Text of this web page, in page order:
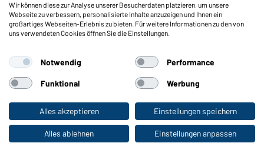
Zum Privatkunden-Shop
Funktionen & Pflege
Produkteigenschaften
Pflegehinweise
Farben
WORKWEAR COLLECTION
Die ideale Wahl für Professionals: Kollektionen
entdecken!
Wir können diese zur Analyse unserer Besucherdaten platzieren, um unsere
Webseite zu verbessern, personalisierte Inhalte anzuzeigen und Ihnen ein
großartiges Webseiten-Erlebnis zu bieten. Für weitere Informationen zu den von
uns verwendeten Cookies öffnen Sie die Einstellungen.
Notwendig Performance
Funktional Werbung
Alles akzeptieren Einstellungen speichern
Alles ablehnen Einstellungen anpassen